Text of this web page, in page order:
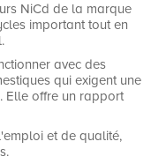
NiCd de la marque
important tout en
avec des
qui exigent une
Elle offre un rapport
et de qualité,